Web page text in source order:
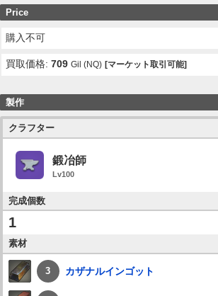
Price
購入不可
買取価格:709 Gil (NQ) [マーケット取引可能]
製作
クラフター
鍛冶師
Lv100
完成個数
1
素材
3 カザナルインゴット